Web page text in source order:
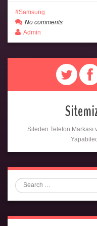
Samsung
No comments
Admin
Siteden Telefon
Search